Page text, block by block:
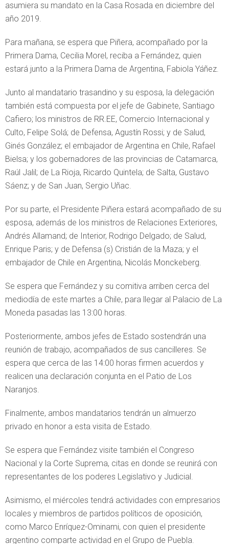
asumiera su mandato en la Casa Rosada en diciembre del
año 2019.
Para mañana, se espera que Piñera, acompañado por la
Primera Dama, Cecilia Morel, reciba a Fernández, quien
estará junto a la Primera Dama de Argentina, Fabiola Yáñez.
Junto al mandatario trasandino y su esposa, la delegación
también está compuesta por el jefe de Gabinete, Santiago
Cafiero; los ministros de RR.EE, Comercio Internacional y
Culto, Felipe Solá; de Defensa, Agustín Rossi; y de Salud,
Ginés González; el embajador de Argentina en Chile, Rafael
Bielsa; y los gobernadores de las provincias de Catamarca,
Raúl Jalil; de La Rioja, Ricardo Quintela; de Salta, Gustavo
Sáenz; y de San Juan, Sergio Uñac.
Por su parte, el Presidente Piñera estará acompañado de su
esposa, además de los ministros de Relaciones Exteriores,
Andrés Allamand; de Interior, Rodrigo Delgado; de Salud,
Enrique Paris; y de Defensa (s) Cristián de la Maza; y el
embajador de Chile en Argentina, Nicolás Monckeberg.
Se espera que Fernández y su comitiva arriben cerca del
mediodía de este martes a Chile, para llegar al Palacio de La
Moneda pasadas las 13:00 horas.
Posteriormente, ambos jefes de Estado sostendrán una
reunión de trabajo, acompañados de sus cancilleres. Se
espera que cerca de las 14:00 horas firmen acuerdos y
realicen una declaración conjunta en el Patio de Los
Naranjos.
Finalmente, ambos mandatarios tendrán un almuerzo
privado en honor a esta visita de Estado.
Se espera que Fernández visite también el Congreso
Nacional y la Corte Suprema, citas en donde se reunirá con
representantes de los poderes Legislativo y Judicial.
Asimismo, el miércoles tendrá actividades con empresarios
locales y miembros de partidos políticos de oposición,
como Marco Enríquez-Ominami, con quien el presidente
argentino comparte actividad en el Grupo de Puebla.